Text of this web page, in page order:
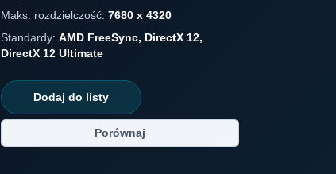
Maks. rozdzielczość: 7680 x 4320
Standardy: AMD FreeSync, DirectX 12,
DirectX 12 Ultimate
Dodaj do listy
Porównaj